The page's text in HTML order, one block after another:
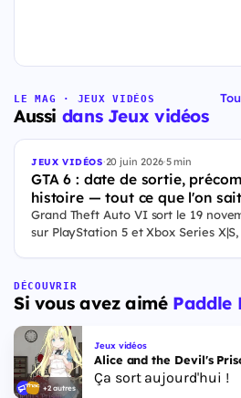
LE MAG · JEUX VIDÉOS
Aussi dans Jeux vidéos
JEUX VIDÉOS·20 juin 2026·5 min
GTA 6 : date de sortie,
histoire — tout ce que l'on sait
Grand Theft Auto VI sort le 19
sur PlayStation 5 et Xbox Series
Floride, et sa ville Vice City. Il met en
pour la première fois un duo de
première héroïne jouable d'un GTA
DÉCOUVRIR
Si vous avez aimé Paddle
+2 autres
Jeux vidéos
Alice and the Devil's
Ça sort aujourd'hui !